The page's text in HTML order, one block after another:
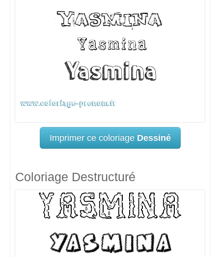
Imprimer ce coloriage Dessiné
Coloriage Destructuré